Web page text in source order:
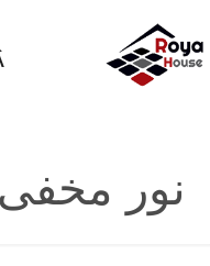
نور